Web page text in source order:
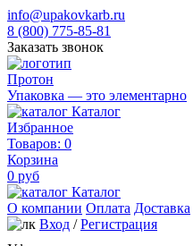
info@upakovkarb.ru
8 (800) 775-85-81
Заказать звонок
Протон
Упаковка — это элементарно
Каталог
Избранное
Товаров: 0
Корзина
0 руб
Каталог
О компании Оплата Доставка
Вход / Регистрация